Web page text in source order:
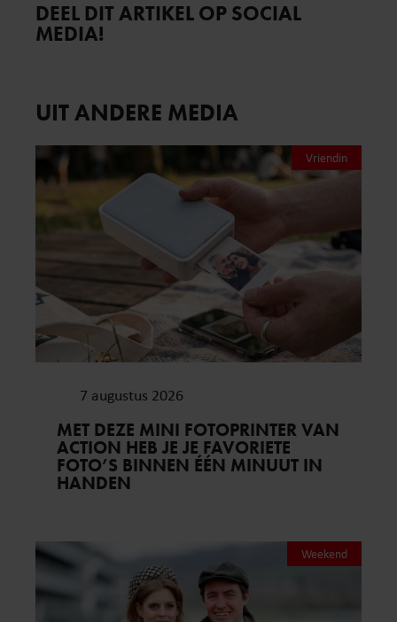
DEEL DIT ARTIKEL OP SOCIAL
MEDIA!
UIT ANDERE MEDIA
Vriendin
7 augustus 2026
MET DEZE MINI FOTOPRINTER VAN
ACTION HEB JE JE FAVORIETE
FOTO’S BINNEN ÉÉN MINUUT IN
HANDEN
Weekend